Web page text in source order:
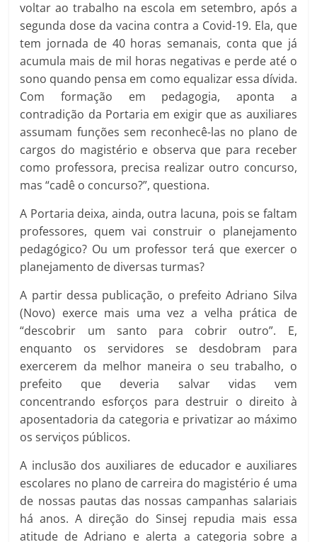
voltar ao trabalho na escola em setembro, após a
segunda dose da vacina contra a Covid-19. Ela, que
tem jornada de 40 horas semanais, conta que já
acumula mais de mil horas negativas e perde até o
sono quando pensa em como equalizar essa dívida.
Com formação em pedagogia, aponta a
contradição da Portaria em exigir que as auxiliares
assumam funções sem reconhecê-las no plano de
cargos do magistério e observa que para receber
como professora, precisa realizar outro concurso,
mas “cadê o concurso?”, questiona.
A Portaria deixa, ainda, outra lacuna, pois se faltam
professores, quem vai construir o planejamento
pedagógico? Ou um professor terá que exercer o
planejamento de diversas turmas?
A partir dessa publicação, o prefeito Adriano Silva
(Novo) exerce mais uma vez a velha prática de
“descobrir um santo para cobrir outro”. E,
enquanto os servidores se desdobram para
exercerem da melhor maneira o seu trabalho, o
prefeito que deveria salvar vidas vem
concentrando esforços para destruir o direito à
aposentadoria da categoria e privatizar ao máximo
os serviços públicos.
A inclusão dos auxiliares de educador e auxiliares
escolares no plano de carreira do magistério é uma
de nossas pautas das nossas campanhas salariais
há anos. A direção do Sinsej repudia mais essa
atitude de Adriano e alerta a categoria sobre a